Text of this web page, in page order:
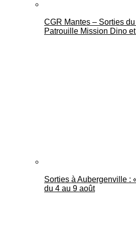
CGR Mantes – Sorties
Patrouille Mission Dino
Sorties à Aubergenville :
du 4 au 9 août